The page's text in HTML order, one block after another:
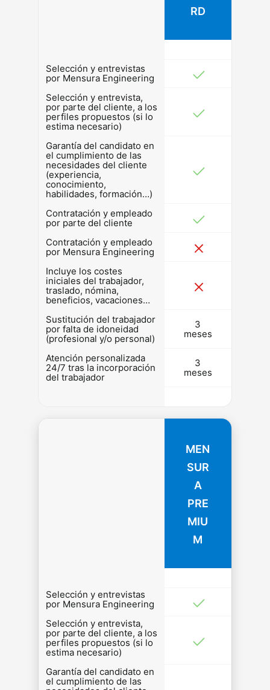
Selección y entrevistas
por Mensura Engineering
Selección y entrevista,
por parte del cliente, a los
perfiles propuestos (si lo
estima necesario)
Garantía del candidato en
el cumplimiento de las
necesidades del cliente
(experiencia,
conocimiento,
habilidades, formación…)
Contratación y empleado
por parte del cliente
Contratación y empleado
por Mensura Engineering
Incluye los costes
iniciales del trabajador,
traslado, nómina,
beneficios, vacaciones…
Sustitución del trabajador
por falta de idoneidad
(profesional y/o personal)
Atención personalizada
24/7 tras la incorporación
del trabajador
RD
3
meses
3
meses
Selección y entrevistas
por Mensura Engineering
Selección y entrevista,
por parte del cliente, a los
perfiles propuestos (si lo
estima necesario)
Garantía del candidato en
el cumplimiento de las
MEN
SUR
A
PRE
MIU
M